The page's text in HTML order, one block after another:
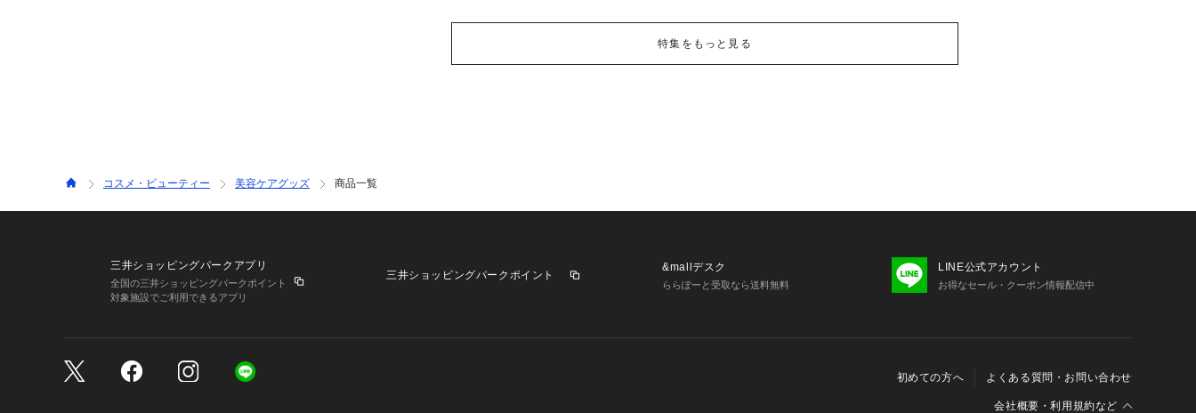
特集をもっと見る
コスメ・ビューティー 美容ケアグッズ 商品一覧
三井ショッピングパークアプリ
全国の三井ショッピングパークポイント
対象施設でご利用できるアプリ
三井ショッピングパークポイント
&mallデスク
ららぽーと受取なら送料無料
LINE公式アカウント
お得なセール・クーポン情報配信中
初めての方へ よくある質問・お問い合わせ
会社概要・利用規約など